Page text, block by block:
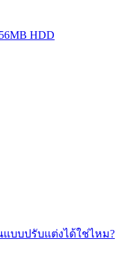
HDD
บบปรับแต่งได้ใช่ไหม?